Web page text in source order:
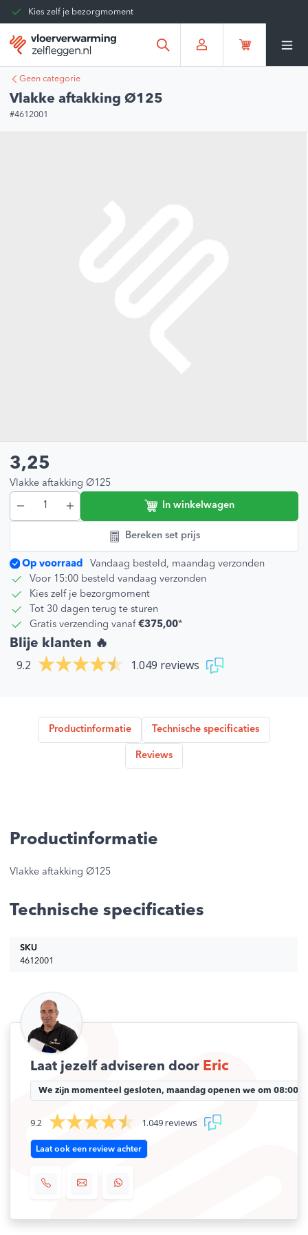
Kies zelf je bezorgmoment
Tot 30 dagen terug te sturen
Gratis verzending vanaf
€375,00*
Geen categorie
Vlakke aftakking Ø125
#4612001
3,25
Vlakke aftakking Ø125
In winkelwagen
Bereken set prijs
Op voorraad
Vandaag besteld, maandag verzonden
Voor 15:00 besteld vandaag verzonden
Kies zelf je bezorgmoment
Tot 30 dagen terug te sturen
Gratis verzending vanaf €375,00*
Blije klanten 🔥
9.2 1.049 reviews
Productinformatie Technische specificaties
Reviews
Productinformatie
Vlakke aftakking Ø125
Technische specificaties
SKU
4612001
Laat jezelf adviseren door Eric
We zijn momenteel gesloten, maandag openen we om 08:00
9.2 1.049 reviews
Laat ook een review achter